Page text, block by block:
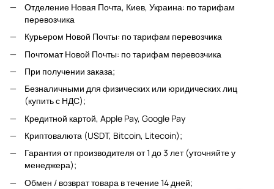
Отделение Новая Почта, Киев, Украина: по тарифам
перевозчика
Курьером Новой Почты: по тарифам перевозчика
Почтомат Новой Почты: по тарифам перевозчика
При получении заказа;
Безналичными для физических или юридических лиц
(купить с НДС);
Кредитной картой, Apple Pay, Google Pay
Криптовалюта (USDT, Bitcoin, Litecoin);
Гарантия от производителя от 1 до 3 лет (уточняйте у
менеджера);
Обмен / возврат товара в течение 14 дней;